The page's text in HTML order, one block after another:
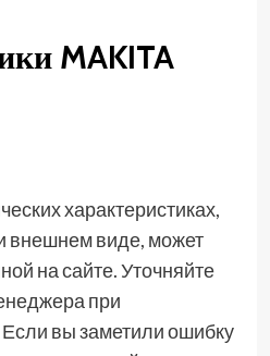
MAKITA
характеристиках,
внешнем виде, может
на сайте. Уточняйте
при
вы заметили ошибку